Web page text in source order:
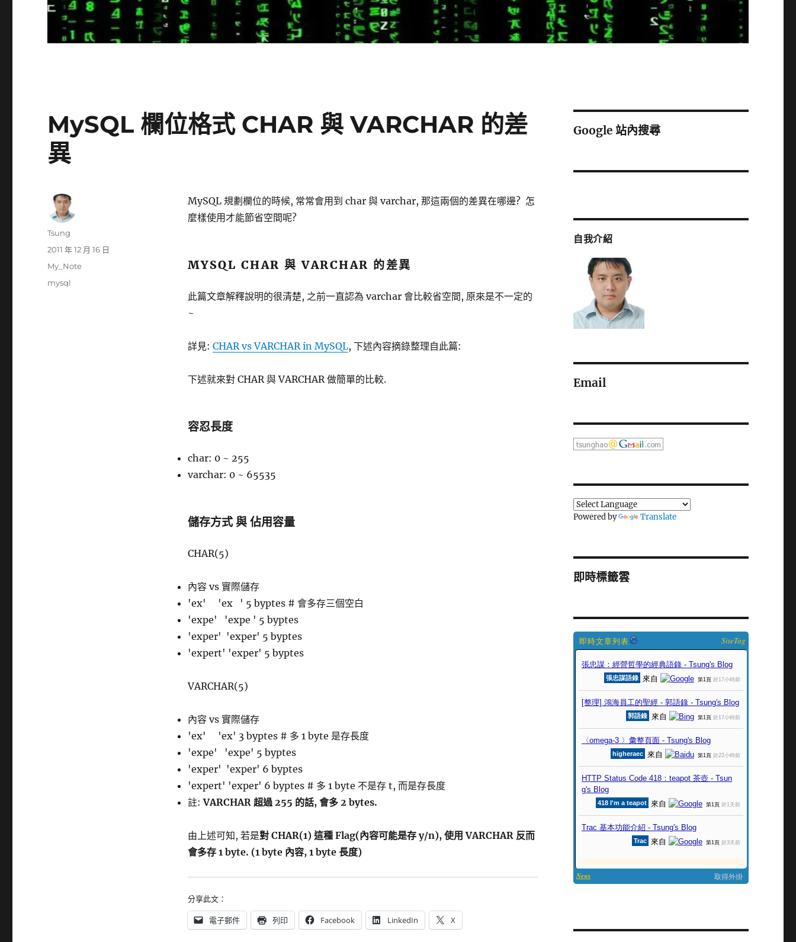
MySQL 欄位格式 CHAR 與 VARCHAR 的差
異
MySQL 規劃欄位的時候, 常常會用到 char 與 varchar, 那這兩個的差異在哪邊? 怎
麼樣使用才能節省空間呢?
MYSQL CHAR 與 VARCHAR 的差異
此篇文章解釋說明的很清楚, 之前一直認為 varchar 會比較省空間, 原來是不一定的
~
詳見: CHAR vs VARCHAR in MySQL, 下述內容摘錄整理自此篇:
下述就來對 CHAR 與 VARCHAR 做簡單的比較.
容忍長度
char: 0 ~ 255
varchar: 0 ~ 65535
儲存方式 與 佔用容量
CHAR(5)
內容 vs 實際儲存
'ex' 'ex ' 5 byptes # 會多存三個空白
'expe' 'expe ' 5 byptes
'exper' 'exper' 5 byptes
'expert' 'exper' 5 byptes
VARCHAR(5)
內容 vs 實際儲存
'ex' 'ex' 3 byptes # 多 1 byte 是存長度
'expe' 'expe' 5 byptes
'exper' 'exper' 6 byptes
'expert' 'exper' 6 byptes # 多 1 byte 不是存 t, 而是存長度
註:VARCHAR 超過 255 的話, 會多 2 bytes.
由上述可知, 若是對 CHAR(1) 這種 Flag(內容可能是存 y/n), 使用 VARCHAR 反而
會多存 1 byte. (1 byte 內容, 1 byte 長度)
分享此文：
電子郵件 列印 Facebook LinkedIn X
作
Tsung
發
日
期:
2011 年 12 月 16 日
分
My_Note
標
mysql
Google 站內搜尋
自我介紹
Email
Powered by Translate
即時標籤雲
SiteTag